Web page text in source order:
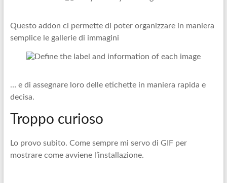
Questo addon ci permette di poter organizzare in maniera
semplice le gallerie di immagini
… e di assegnare loro delle etichette in maniera rapida e
decisa.
Troppo curioso
Lo provo subito. Come sempre mi servo di GIF per
mostrare come avviene l’installazione.